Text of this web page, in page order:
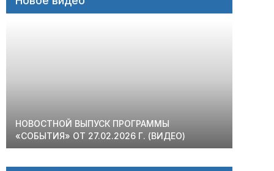
НОВОСТНОЙ ВЫПУСК ПРОГРАММЫ
«СОБЫТИЯ» ОТ 27.02.2026 Г. (ВИДЕО)